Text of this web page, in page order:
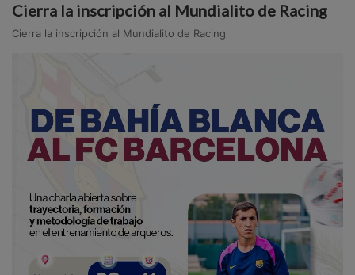
Cierra la inscripción al Mundialito de Racing
Cierra la inscripción al Mundialito de Racing